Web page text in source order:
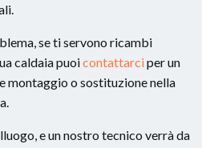
se ti servono ricambi
caldaia puoicontattarciper un
montaggio o sostituzione nella
e un nostro tecnico verrà da